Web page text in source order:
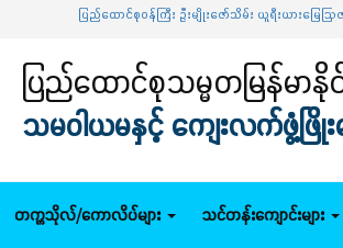
ပြည်ထောင်စုဝန်ကြီး ဦးမျိုးဇော်သိမ်း ယူရီးယားမြေဩဇာဝယ်ယူဖ
ပြည်ထောင်စုသမ္မတမြန်မာ
သမဝါယမနှင့် ကျေးလက်ဖွံ့ဖြိုး
တက္ကသိုလ်/ကောလိပ်များ သင်တန်းကျောင်းများ